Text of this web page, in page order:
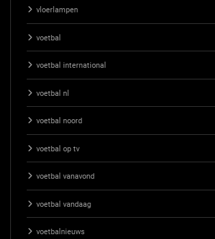
vloerlampen
voetbal
voetbal international
voetbal nl
voetbal noord
voetbal op tv
voetbal vanavond
voetbal vandaag
voetbalnieuws